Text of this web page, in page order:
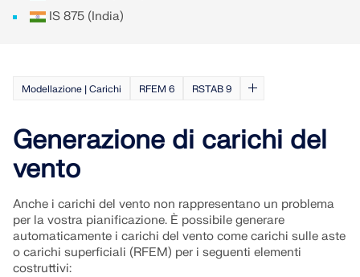
Software CFD per la galleria del vento digitale
Per maggiori informazioni
API Dlubal
La vostra porta verso la modellazione parametrica e
RICEVI ASSISTENZA
ingegneria e porta la tua carriera a nuovi livelli.
IS 875 (India)
Modellazione | Carichi RFEM 6 RSTAB 9
Generazione di carichi del
vento
Anche i carichi del vento non rappresentano un problema
per la vostra pianificazione. È possibile generare
automaticamente i carichi del vento come carichi sulle aste
o carichi superficiali (RFEM) per i seguenti elementi
costruttivi: